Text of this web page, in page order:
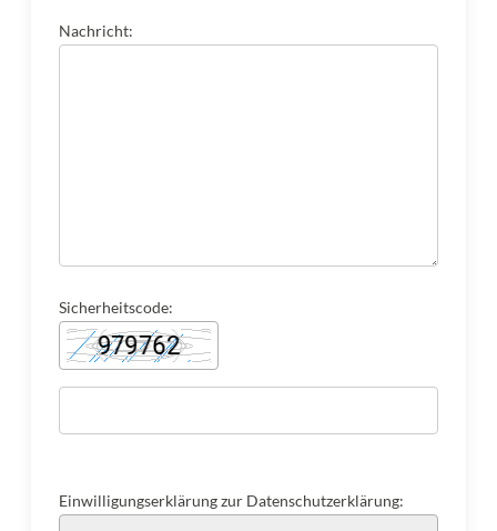
Nachricht:
Sicherheitscode:
Einwilligungserklärung zur Datenschutzerklärung: